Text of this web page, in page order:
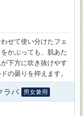
せて使い分けたフェ
かぶっても、肌あた
下方に吹き抜けやす
の曇りを抑えます。
ラバ 男女兼用